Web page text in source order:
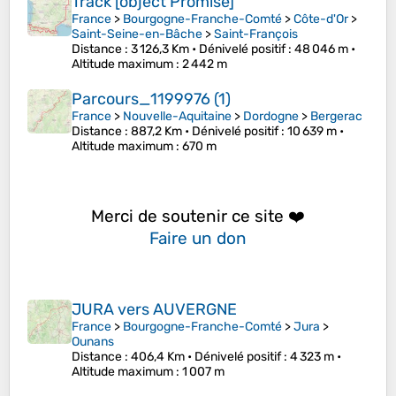
France > Bourgogne-Franche-Comté >Côte-d'Or>
Saint-Seine-en-Bâche >Saint-François
Distance : 3 126,3 Km • Dénivelé positif: 48 046 m •
Altitude maximum : 2 442 m
Parcours_1199976 (1)
France > Nouvelle-Aquitaine > Dordogne > Bergerac
Distance : 887,2 Km • Dénivelé positif: 10 639 m •
Altitude maximum : 670 m
Merci de soutenir ce site ❤️
Faire un don
JURA vers AUVERGNE
France > Bourgogne-Franche-Comté >Jura >
Ounans
Distance : 406,4 Km • Dénivelé positif: 4 323 m •
Altitude maximum : 1 007 m